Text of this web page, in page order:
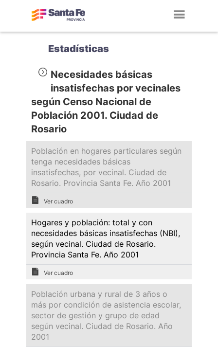
Estadísticas
Necesidades básicas
insatisfechas por vecinales
según Censo Nacional de
Población 2001. Ciudad de
Rosario
Población en hogares particulares según
tenga necesidades básicas
insatisfechas, por vecinal. Ciudad de
Rosario. Provincia Santa Fe. Año 2001
Ver cuadro
Hogares y población: total y con
necesidades básicas insatisfechas (NBI),
según vecinal. Ciudad de Rosario.
Provincia Santa Fe. Año 2001
Ver cuadro
Población urbana y rural de 3 años o
más por condición de asistencia escolar,
sector de gestión y grupo de edad
según vecinal. Ciudad de Rosario. Año
2001